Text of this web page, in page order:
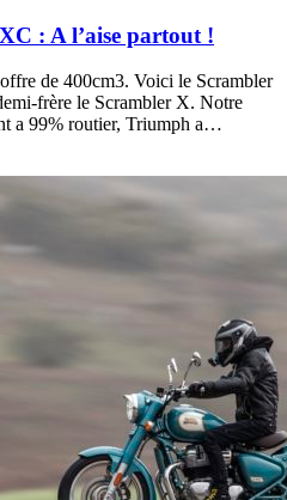
: A l’aise partout !
de 400cm3. Voici le Scrambler
frère le Scrambler X. Notre
a 99% routier, Triumph a…